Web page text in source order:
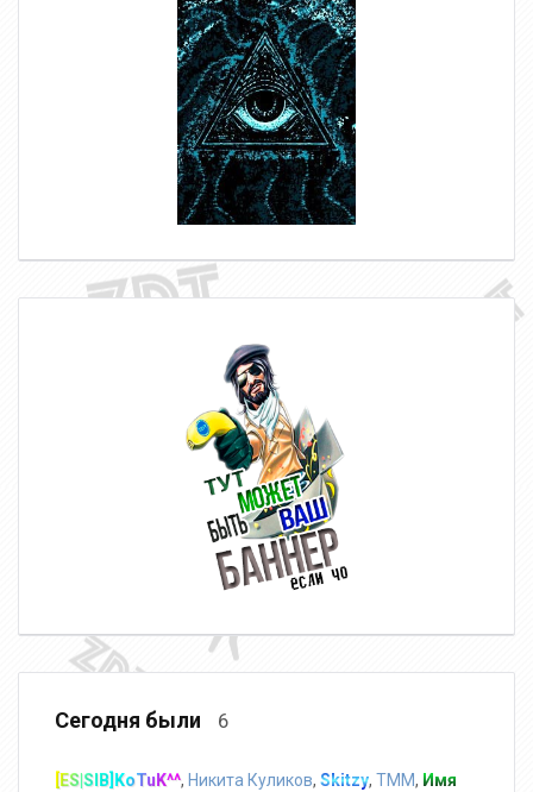
Сегодня были 6
[ES|SIB]KoTuK^^, Никита Куликов, Skitzy, TMM, Имя